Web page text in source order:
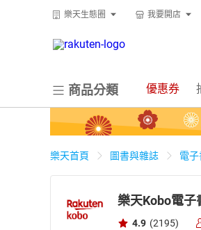
樂天生態圈 我要開店
商品分類 優惠券
樂天首頁 圖書與雜誌 電子
樂天Kobo電子
4.9 (2195)